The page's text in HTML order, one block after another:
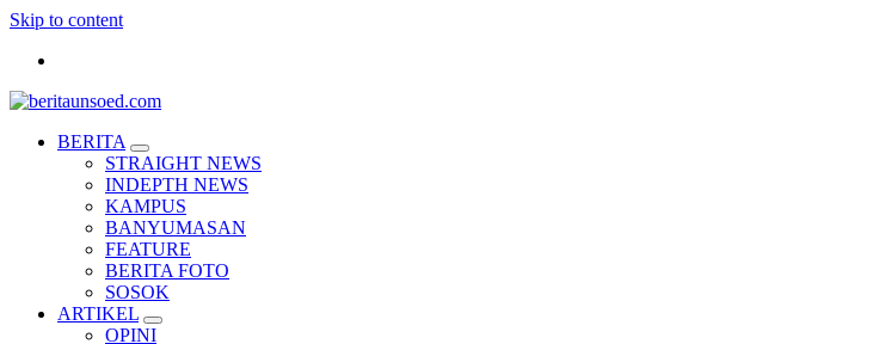
Skip to content
Pemandu Wawasan Almamater
BERITA
STRAIGHT NEWS
INDEPTH NEWS
KAMPUS
BANYUMASAN
FEATURE
BERITA FOTO
SOSOK
ARTIKEL
OPINI